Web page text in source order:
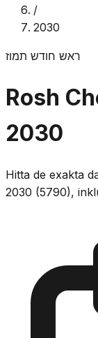
/
2030
ראש חודש תמוז
Rosh
2030
Hitta de exakta
2030 (5790),